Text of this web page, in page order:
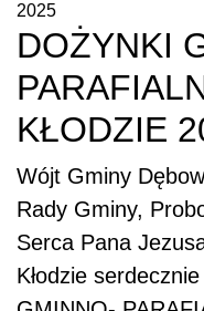
2025
DOŻYNKI
KŁODZIE
Wójt Gminy
Rady Gminy,
Serca Pana
Kłodzie